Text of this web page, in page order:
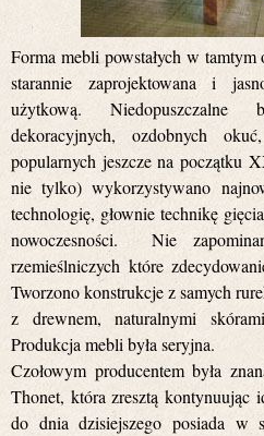
Forma mebli powstałych w tamtym
starannie zaprojektowana i
użytkową. Niedopuszczalne
dekoracyjnych, ozdobnych
popularnych jeszcze na początku
nie tylko) wykorzystywano
technologię, głownie technikę
nowoczesności. Nie
rzemieślniczych które
Tworzono konstrukcje z samych
z drewnem, naturalnymi
Produkcja mebli była seryjna.
Czołowym producentem była
Thonet, która zresztą kontynuując
do dnia dzisiejszego posiada w